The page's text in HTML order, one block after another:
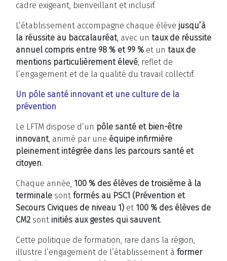
cadre exigeant, bienveillant et inclusif.
L’établissement accompagne chaque élève jusqu’à
la réussite au baccalauréat, avec un taux de réussite
annuel compris entre 98 % et 99 % et un taux de
mentions particulièrement élevé, reflet de
l’engagement et de la qualité du travail collectif.
Un pôle santé innovant et une culture de la
prévention
Le LFTM dispose d’un pôle santé et bien-être
innovant, animé par une équipe infirmière
pleinement intégrée dans les parcours santé et
citoyen.
Chaque année, 100 % des élèves de troisième à la
terminale sont formés au PSC1 (Prévention et
Secours Civiques de niveau 1) et 100 % des élèves de
CM2 sont initiés aux gestes qui sauvent.
Cette politique de formation, rare dans la région,
illustre l’engagement de l’établissement à former